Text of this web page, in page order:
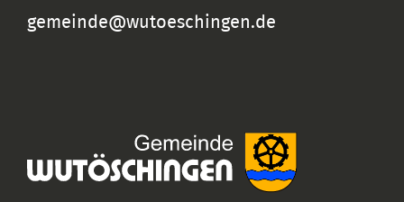
gemeinde@wutoeschingen.de